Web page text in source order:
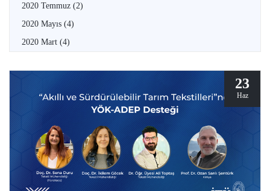
2020 Temmuz (2)
2020 Mayıs (4)
2020 Mart (4)
23
Haz